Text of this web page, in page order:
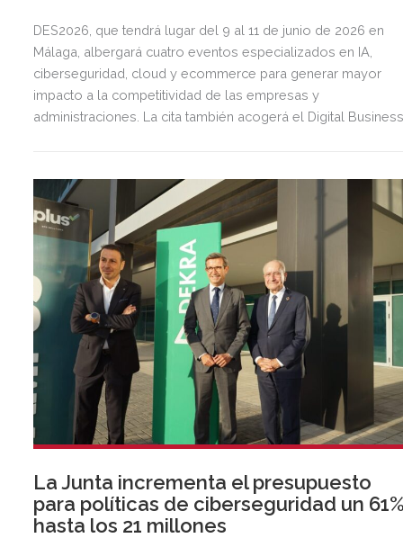
DES2026, que tendrá lugar del 9 al 11 de junio de 2026 en
Málaga, albergará cuatro eventos especializados en IA,
ciberseguridad, cloud y ecommerce para generar mayor
impacto a la competitividad de las empresas y
administraciones. La cita también acogerá el Digital
sectores económicos.
La Junta incrementa el presupuesto
para políticas de ciberseguridad un
hasta los 21 millones